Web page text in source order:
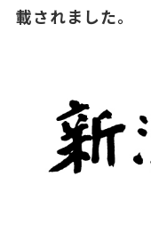
載されました。